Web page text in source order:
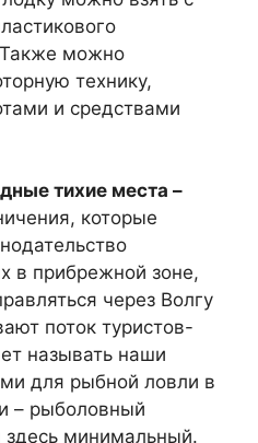
Также можно
технику,
и средствами
тихие места –
которые
в прибрежной зоне,
через Волгу
поток туристов-
называть наши
для рыбной ловли в
– рыболовный
минимальный.